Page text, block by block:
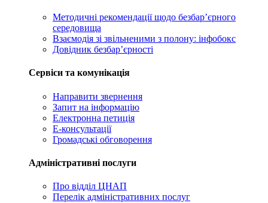
Методичні рекомендації щодо безбар’єрного
середовища
Взаємодія зі звільненими з полону: інфобокс
Довідник безбар’єрності
Сервіси та комунікація
Направити звернення
Запит на інформацію
Електронна петиція
Е-консультації
Громадські обговорення
Адміністративні послуги
Про відділ ЦНАП
Перелік адміністративних послуг